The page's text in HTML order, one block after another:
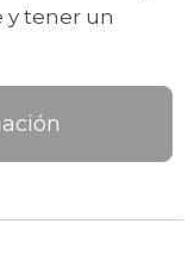
y tener un